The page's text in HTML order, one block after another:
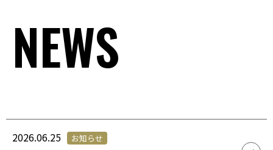
NEWS
2026.06.25 お知らせ